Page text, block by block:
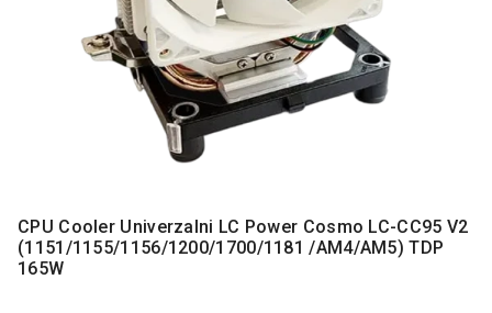
KOMPONENTE
RAČUNARSKE
CPU Cooler Univerzalni LC Power Cosmo LC-CC95 V2
(1151/1155/1156/1200/1700/1181 /AM4/AM5) TDP
165W